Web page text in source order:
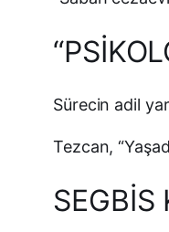
Sürecin adil
Tezcan,
SEGBİS